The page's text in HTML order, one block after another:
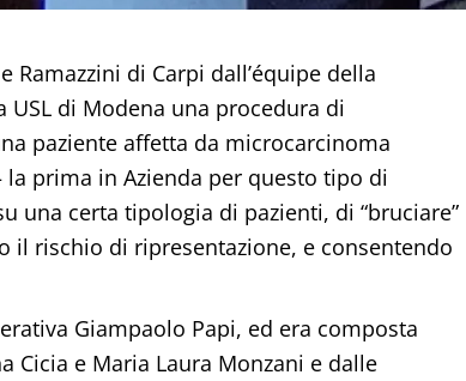
Ramazzini di Carpi dall’équipe della
USL di Modena una procedura di
paziente affetta da microcarcinoma
prima in Azienda per questo tipo di
una certa tipologia di pazienti, di “bruciare”
rischio di ripresentazione, e consentendo
Giampaolo Papi, ed era composta
Cicia e Maria Laura Monzani e dalle